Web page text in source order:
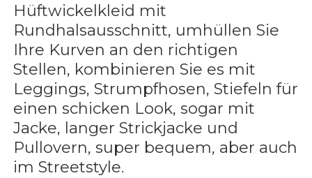
Hüftwickelkleid mit
Rundhalsausschnitt, umhüllen Sie
Ihre Kurven an den richtigen
Stellen, kombinieren Sie es mit
Leggings, Strumpfhosen, Stiefeln für
einen schicken Look, sogar mit
Jacke, langer Strickjacke und
Pullovern, super bequem, aber auch
im Streetstyle.